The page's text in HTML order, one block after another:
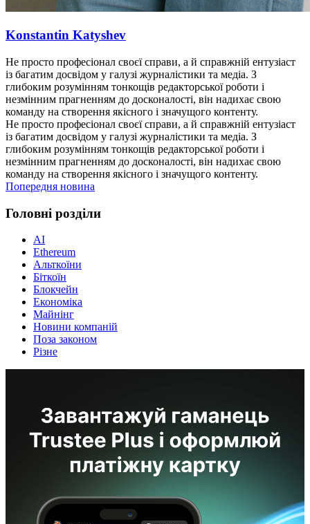
Konstantin Katyshev
Не просто професіонал своєї справи, а й справжній ентузіаст
із багатим досвідом у галузі журналістики та медіа. З
глибоким розумінням тонкощів редакторської роботи і
незмінним прагненням до досконалості, він надихає свою
команду на створення якісного і значущого контенту.
Не просто професіонал своєї справи, а й справжній ентузіаст
із багатим досвідом у галузі журналістики та медіа. З
глибоким розумінням тонкощів редакторської роботи і
незмінним прагненням до досконалості, він надихає свою
команду на створення якісного і значущого контенту.
Попередня новина
Головні розділи
AI
Ethereum
Альткоїни
Біткоїн
Блокчейн
Економіка
Майнінг
Новини компаній
Поза законом
Різне